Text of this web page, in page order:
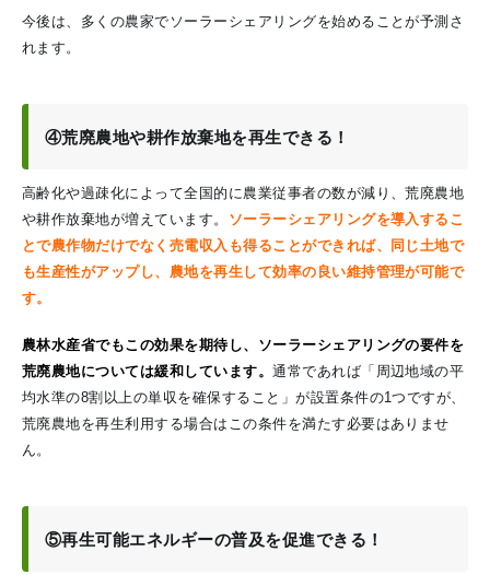
今後は、多くの農家でソーラーシェアリングを始めることが予測さ
れます。
④荒廃農地や耕作放棄地を再生できる！
高齢化や過疎化によって全国的に農業従事者の数が減り、荒廃農地
や耕作放棄地が増えています。 ソーラーシェアリングを導入するこ
とで農作物だけでなく売電収入も得ることができれば、同じ土地で
も生産性がアップし、農地を再生して効率の良い維持管理が可能で
す。
農林水産省でもこの効果を期待し、ソーラーシェアリングの要件を
荒廃農地については緩和しています。通常であれば「周辺地域の平
均水準の8割以上の単収を確保すること」が設置条件の1つですが、
荒廃農地を再生利用する場合はこの条件を満たす必要はありませ
ん。
⑤再生可能エネルギーの普及を促進できる！